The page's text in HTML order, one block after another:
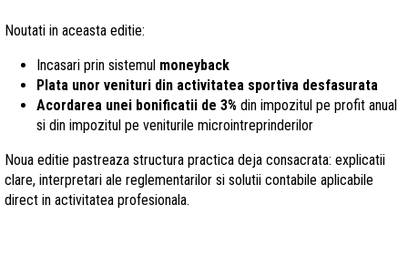
Noutati in aceasta editie:
Incasari prin sistemul moneyback
Plata unor venituri din activitatea sportiva desfasurata
Acordarea unei bonificatii de 3% din impozitul pe profit anual
si din impozitul pe veniturile microintreprinderilor
Noua editie pastreaza structura practica deja consacrata: explicatii
clare, interpretari ale reglementarilor si solutii contabile aplicabile
direct in activitatea profesionala.